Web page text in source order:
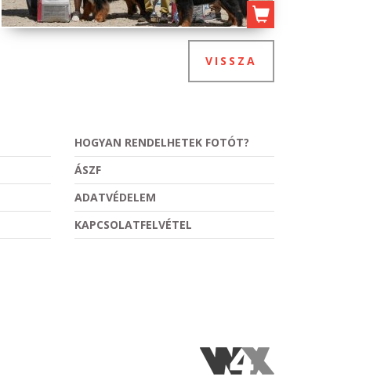
VISSZA
HOGYAN RENDELHETEK FOTÓT?
ÁSZF
ADATVÉDELEM
KAPCSOLATFELVÉTEL